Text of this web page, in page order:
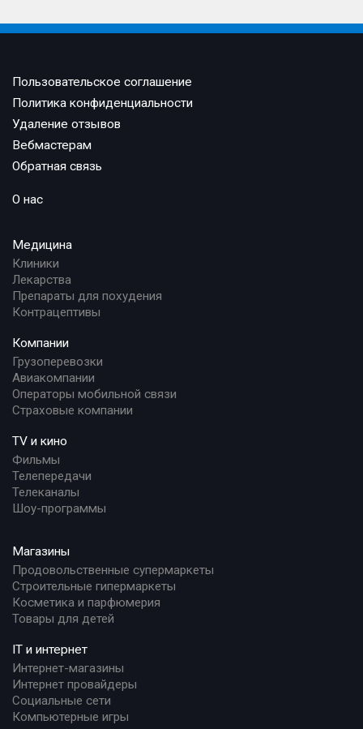
Пользовательское соглашение
Политика конфиденциальности
Удаление отзывов
Вебмастерам
Обратная связь
О нас
Медицина
Клиники
Лекарства
Препараты для похудения
Контрацептивы
Компании
Грузоперевозки
Авиакомпании
Операторы мобильной связи
Страховые компании
TV и кино
Фильмы
Телепередачи
Телеканалы
Шоу-программы
Магазины
Продовольственные супермаркеты
Строительные гипермаркеты
Косметика и парфюмерия
Товары для детей
IT и интернет
Интернет-магазины
Интернет провайдеры
Социальные сети
Компьютерные игры